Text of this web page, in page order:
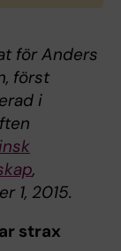
för Anders
först
i
,
1, 2015.
strax